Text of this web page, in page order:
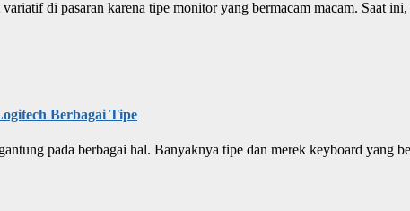
di pasaran karena tipe monitor yang bermacam macam. Saat
Berbagai Tipe
pada berbagai hal. Banyaknya tipe dan merek keyboard yang